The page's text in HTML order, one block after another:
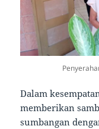
Dalam
memberikan
sumbangan